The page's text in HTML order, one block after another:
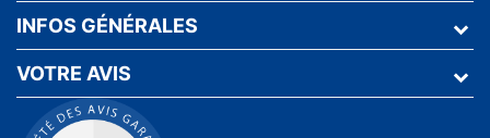
INFOS GÉNÉRALES
VOTRE AVIS